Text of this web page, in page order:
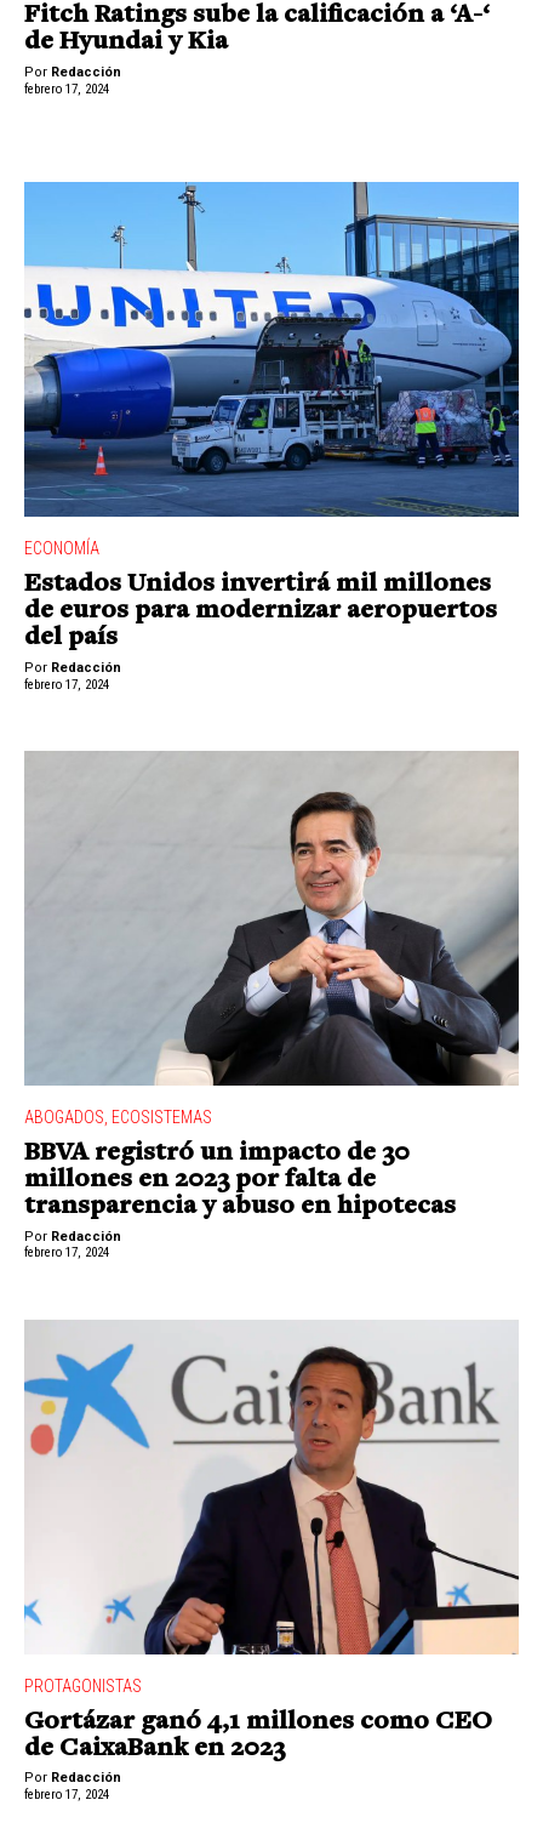
Fitch Ratings sube la calificación a ‘A-‘
de Hyundai y Kia
Por Redacción
febrero 17, 2024
ECONOMÍA
Estados Unidos invertirá mil millones
de euros para modernizar aeropuertos
del país
Por Redacción
febrero 17, 2024
ABOGADOS ECOSISTEMAS
BBVA registró un impacto de 30
millones en 2023 por falta de
transparencia y abuso en hipotecas
Por Redacción
febrero 17, 2024
PROTAGONISTAS
Gortázar ganó 4,1 millones como CEO
de CaixaBank en 2023
Por Redacción
febrero 17, 2024